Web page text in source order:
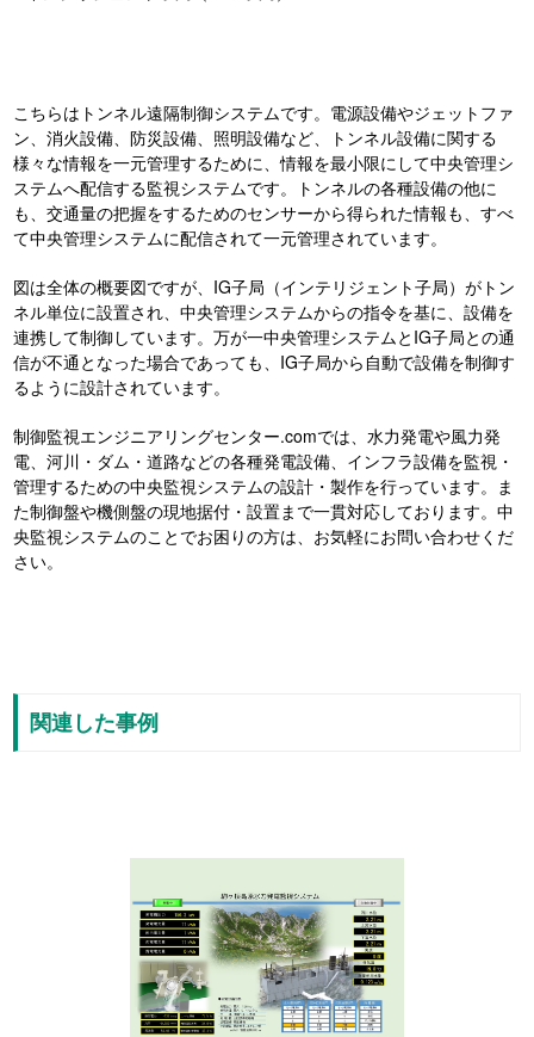
こちらはトンネル遠隔制御システムです。電源設備やジェットファ
ン、消火設備、防災設備、照明設備など、トンネル設備に関する
様々な情報を一元管理するために、情報を最小限にして中央管理シ
ステムへ配信する監視システムです。トンネルの各種設備の他に
も、交通量の把握をするためのセンサーから得られた情報も、すべ
て中央管理システムに配信されて一元管理されています。
図は全体の概要図ですが、IG子局（インテリジェント子局）がトン
ネル単位に設置され、中央管理システムからの指令を基に、設備を
連携して制御しています。万が一中央管理システムとIG子局との通
信が不通となった場合であっても、IG子局から自動で設備を制御す
るように設計されています。
制御監視エンジニアリングセンター.comでは、水力発電や風力発
電、河川・ダム・道路などの各種発電設備、インフラ設備を監視・
管理するための中央監視システムの設計・製作を行っています。ま
た制御盤や機側盤の現地据付・設置まで一貫対応しております。中
央監視システムのことでお困りの方は、お気軽にお問い合わせくだ
さい。
関連した事例